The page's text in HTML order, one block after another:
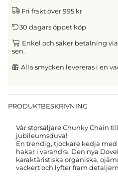
Fri frakt över 995 kr
30 dagars öppet köp
Enkel och säker betalning
sen.
Alla smycken levereras i en
PRODUKTBESKRIVNING
Vår storsäljare Chunky Chain
jubileumsduva!
En trendig, tjockare kedja
hakar i varandra. Den nya
karaktäristiska organiska,
vackert och lyfter fram